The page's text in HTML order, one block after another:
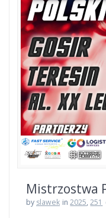
Mistrzostwa
by slawek in2025,251